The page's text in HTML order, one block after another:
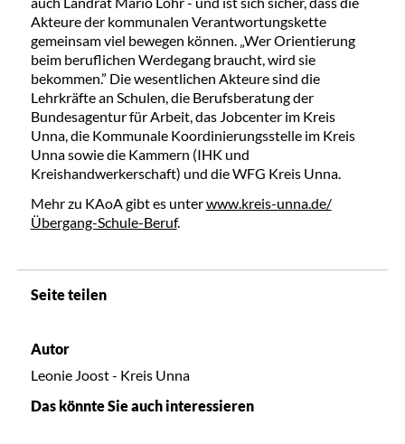
Akteure der kommunalen Verantwortungskette
gemeinsam viel bewegen können. „Wer Orientierung
beim beruflichen Werdegang braucht, wird sie
bekommen.” Die wesentlichen Akteure sind die
Lehrkräfte an Schulen, die Berufsberatung der
Bundesagentur für Arbeit, das Jobcenter im Kreis
Unna, die Kommunale Koordinierungsstelle im Kreis
Unna sowie die Kammern (IHK und
Kreishandwerkerschaft) und die WFG Kreis Unna.
Mehr zu KAoA gibt es unterwww.kreis-unna.de/
Übergang-Schule-Beruf.
Seite teilen
Autor
Leonie Joost - Kreis Unna
Das könnte Sie auch interessieren